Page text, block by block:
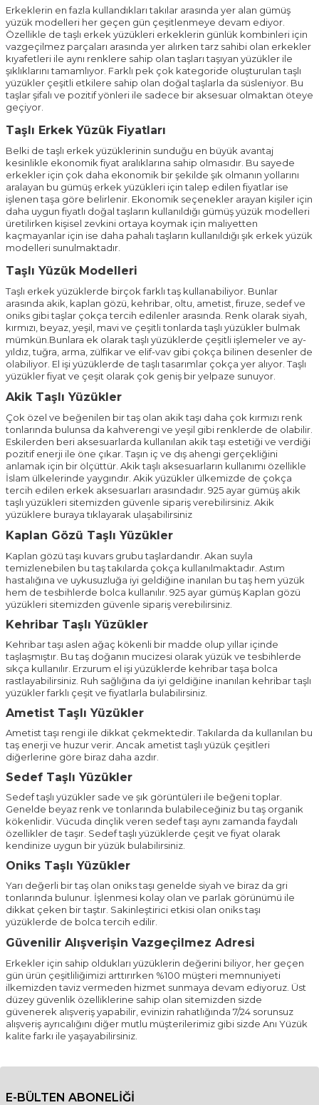
Erkeklerin en fazla kullandıkları takılar arasında yer alan gümüş
yüzük modelleri her geçen gün çeşitlenmeye devam ediyor.
Özellikle de taşlı erkek yüzükleri erkeklerin günlük kombinleri için
vazgeçilmez parçaları arasında yer alırken tarz sahibi olan erkekler
kıyafetleri ile aynı renklere sahip olan taşları taşıyan yüzükler ile
şıklıklarını tamamlıyor. Farklı pek çok kategoride oluşturulan taşlı
yüzükler çeşitli etkilere sahip olan doğal taşlarla da süsleniyor. Bu
taşlar şifalı ve pozitif yönleri ile sadece bir aksesuar olmaktan öteye
geçiyor.
Taşlı Erkek Yüzük Fiyatları
Belki de taşlı erkek yüzüklerinin sunduğu en büyük avantaj
kesinlikle ekonomik fiyat aralıklarına sahip olmasıdır. Bu sayede
erkekler için çok daha ekonomik bir şekilde şık olmanın yollarını
aralayan bu gümüş erkek yüzükleri için talep edilen fiyatlar ise
işlenen taşa göre belirlenir. Ekonomik seçenekler arayan kişiler için
daha uygun fiyatlı doğal taşların kullanıldığı gümüş yüzük modelleri
üretilirken kişisel zevkini ortaya koymak için maliyetten
kaçmayanlar için ise daha pahalı taşların kullanıldığı şık erkek yüzük
modelleri sunulmaktadır.
Taşlı Yüzük Modelleri
Taşlı erkek yüzüklerde birçok farklı taş kullanabiliyor. Bunlar
arasında akik, kaplan gözü, kehribar, oltu, ametist, firuze, sedef ve
oniks gibi taşlar çokça tercih edilenler arasında. Renk olarak siyah,
kırmızı, beyaz, yeşil, mavi ve çeşitli tonlarda taşlı yüzükler bulmak
mümkün.Bunlara ek olarak taşlı yüzüklerde çeşitli işlemeler ve ay-
yıldız, tuğra, arma, zülfikar ve elif-vav gibi çokça bilinen desenler de
olabiliyor. El işi yüzüklerde de taşlı tasarımlar çokça yer alıyor. Taşlı
yüzükler fiyat ve çeşit olarak çok geniş bir yelpaze sunuyor.
Akik Taşlı Yüzükler
Çok özel ve beğenilen bir taş olan akik taşı daha çok kırmızı renk
tonlarında bulunsa da kahverengi ve yeşil gibi renklerde de olabilir.
Eskilerden beri aksesuarlarda kullanılan akik taşı estetiği ve verdiği
pozitif enerji ile öne çıkar. Taşın iç ve dış ahengi gerçekliğini
anlamak için bir ölçüttür. Akik taşlı aksesuarların kullanımı özellikle
İslam ülkelerinde yaygındır. Akik yüzükler ülkemizde de çokça
tercih edilen erkek aksesuarları arasındadır. 925 ayar gümüş akik
taşlı yüzükleri sitemizden güvenle sipariş verebilirsiniz. Akik
yüzüklere buraya tıklayarak ulaşabilirsiniz
Kaplan Gözü Taşlı Yüzükler
Kaplan gözü taşı kuvars grubu taşlardandır. Akan suyla
temizlenebilen bu taş takılarda çokça kullanılmaktadır. Astım
hastalığına ve uykusuzluğa iyi geldiğine inanılan bu taş hem yüzük
hem de tesbihlerde bolca kullanılır. 925 ayar gümüş Kaplan gözü
yüzükleri sitemizden güvenle sipariş verebilirsiniz.
Kehribar Taşlı Yüzükler
Kehribar taşı aslen ağaç kökenli bir madde olup yıllar içinde
taşlaşmıştır. Bu taş doğanın mucizesi olarak yüzük ve tesbihlerde
sıkça kullanılır. Erzurum el işi yüzüklerde kehribar taşa bolca
rastlayabilirsiniz. Ruh sağlığına da iyi geldiğine inanılan kehribar taşlı
yüzükler farklı çeşit ve fiyatlarla bulabilirsiniz.
Ametist Taşlı Yüzükler
Ametist taşı rengi ile dikkat çekmektedir. Takılarda da kullanılan bu
taş enerji ve huzur verir. Ancak ametist taşlı yüzük çeşitleri
diğerlerine göre biraz daha azdır.
Sedef Taşlı Yüzükler
Sedef taşlı yüzükler sade ve şık görüntüleri ile beğeni toplar.
Genelde beyaz renk ve tonlarında bulabileceğiniz bu taş organik
kökenlidir. Vücuda dinçlik veren sedef taşı aynı zamanda faydalı
özellikler de taşır. Sedef taşlı yüzüklerde çeşit ve fiyat olarak
kendinize uygun bir yüzük bulabilirsiniz.
Oniks Taşlı Yüzükler
Yarı değerli bir taş olan oniks taşı genelde siyah ve biraz da gri
tonlarında bulunur. İşlenmesi kolay olan ve parlak görünümü ile
dikkat çeken bir taştır. Sakinleştirici etkisi olan oniks taşı
yüzüklerde de bolca tercih edilir.
Güvenilir Alışverişin Vazgeçilmez Adresi
Erkekler için sahip oldukları yüzüklerin değerini biliyor, her geçen
gün ürün çeşitliliğimizi arttırırken %100 müşteri memnuniyeti
ilkemizden taviz vermeden hizmet sunmaya devam ediyoruz. Üst
düzey güvenlik özelliklerine sahip olan sitemizden sizde
güvenerek alışveriş yapabilir, evinizin rahatlığında 7/24 sorunsuz
alışveriş ayrıcalığını diğer mutlu müşterilerimiz gibi sizde Anı Yüzük
kalite farkı ile yaşayabilirsiniz.
E-BÜLTEN ABONELİĞİ